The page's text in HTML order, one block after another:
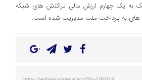
به یک چهارم ارزش مالی تراکنش های شبکه
های به پرداخت ملت مدیریت شده است.